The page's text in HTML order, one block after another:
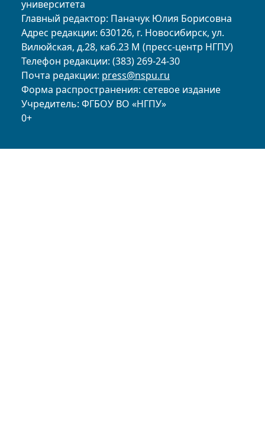
университета
Главный редактор: Паначук Юлия Борисовна
Адрес редакции: 630126, г. Новосибирск, ул.
Вилюйская, д.28, каб.23 М (пресс-центр НГПУ)
Телефон редакции: (383) 269-24-30
Почта редакции: press@nspu.ru
Форма распространения: сетевое издание
Учредитель: ФГБОУ ВО «НГПУ»
0+